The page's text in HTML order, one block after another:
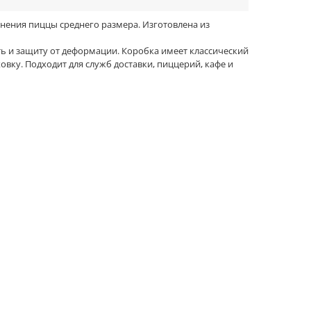
пиццы среднего размера. Изготовлена из
и защиту от деформации. Коробка имеет классический
Подходит для служб доставки, пиццерий, кафе и